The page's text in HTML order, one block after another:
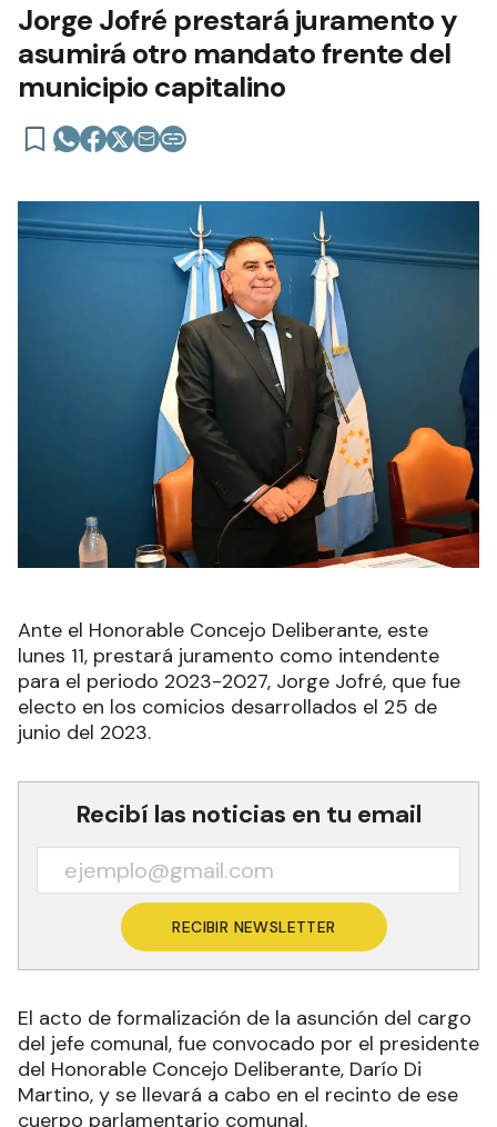
Jorge Jofré prestará juramento y
asumirá otro mandato frente del
municipio capitalino
Ante el Honorable Concejo Deliberante, este
lunes 11, prestará juramento como intendente
para el periodo 2023-2027, Jorge Jofré, que fue
electo en los comicios desarrollados el 25 de
junio del 2023.
Recibí las noticias en tu email
RECIBIR NEWSLETTER
El acto de formalización de la asunción del cargo
del jefe comunal, fue convocado por el presidente
del Honorable Concejo Deliberante, Darío Di
Martino, y se llevará a cabo en el recinto de ese
cuerpo parlamentario comunal.